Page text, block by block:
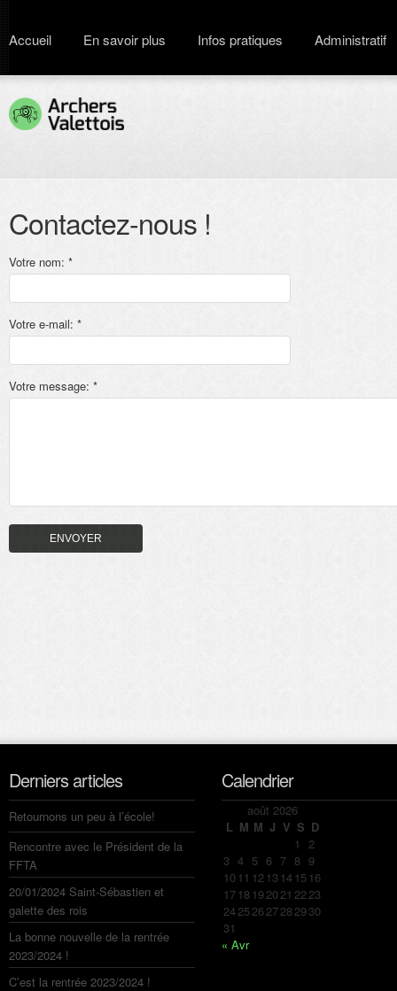
Accueil En savoir plus Infos pratiques Administratif
Contactez-nous !
Votre nom: *
Votre e-mail: *
Votre message: *
Derniers articles
Retournons un peu à l’école!
Rencontre avec le Président de la
FFTA
20/01/2024 Saint-Sébastien et
galette des rois
La bonne nouvelle de la rentrée
2023/2024 !
C’est la rentrée 2023/2024 !
Calendrier
août 2026
L M M J V S D
1 2
3 4 5 6 7 8 9
10 11 12 13 14 15 16
17 18 192021 2223
24252627282930
31
« Avr